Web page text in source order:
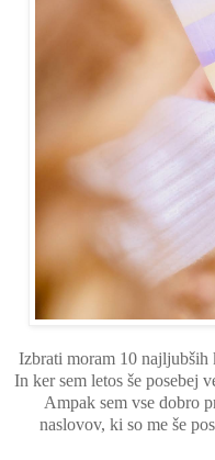
Izbrati moram 10
In ker sem letos še posebej
Ampak sem vse dobro
naslovov, ki so me še